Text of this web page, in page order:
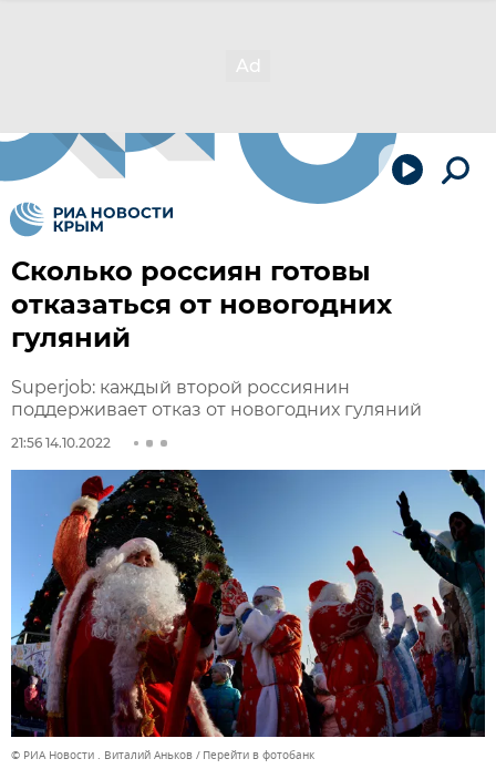
Сколько россиян готовы
отказаться от новогодних
гуляний
Superjob: каждый второй россиянин
поддерживает отказ от новогодних гуляний
21:56 14.10.2022
© РИА Новости . Виталий Аньков Перейти в фотобанк